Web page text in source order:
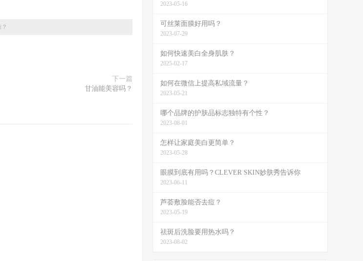
下一篇
甘油能美容吗？
2023-05-16
可丝莱面膜好用吗？
2023-07-29
如何快速美白全身肌肤？
2025-02-17
如何在微信上提高私域流量？
2023-05-21
哪个品牌的护肤品标志独特有个性？
2023-08-01
怎样让家庭美白更简单？
2023-05-28
眼膜到底有用吗？CLEVER SKIN妙肤秀告诉你
2023-06-11
芦荟敷脸能否去痘？
2023-05-19
祛斑后洗脸要用热水吗？
2023-08-02